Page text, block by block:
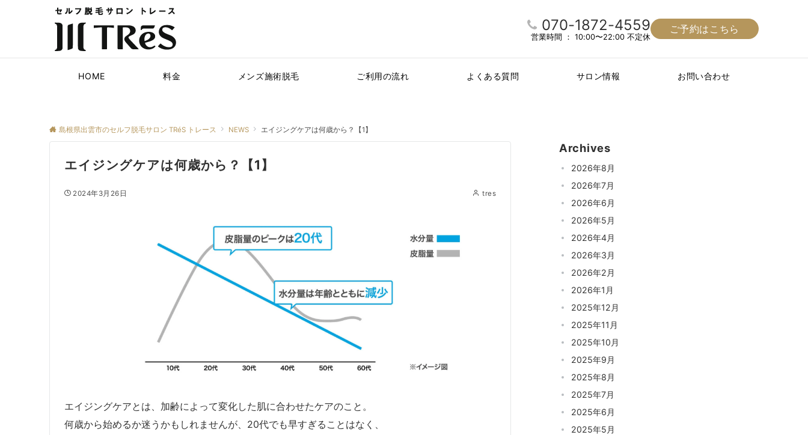
070-1872-4559
営業時間 ： 10:00〜22:00 不定休
ご予約はこちら
HOME 料金 メンズ施術脱毛 ご利用の流れ よくある質問 サロン情報 お問い合わせ
島根県出雲市のセルフ脱毛サロン TRéS トレース NEWS エイジングケアは何歳から？【1】
エイジングケアは何歳から？【1】
2024年3月26日 tres
エイジングケアとは、加齢によって変化した肌に合わせたケアのこと。
何歳から始めるか迷うかもしれませんが、20代でも早すぎることはなく、
Archives
2026年8月
2026年7月
2026年6月
2026年5月
2026年4月
2026年3月
2026年2月
2026年1月
2025年12月
2025年11月
2025年10月
2025年9月
2025年8月
2025年7月
2025年6月
2025年5月